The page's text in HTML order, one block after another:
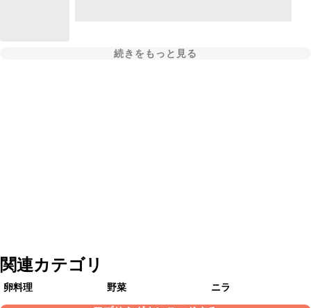
続きをもっと見る
関連カテゴリ
卵料理 野菜
ニラ